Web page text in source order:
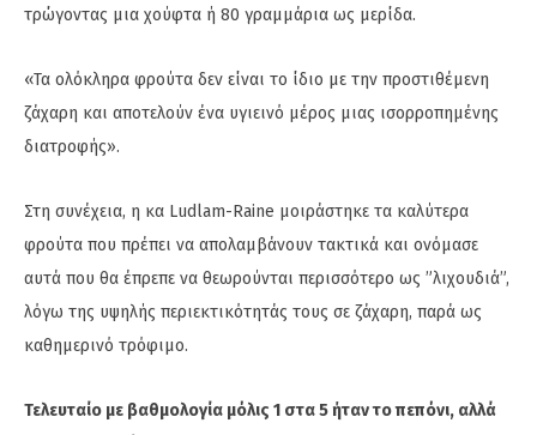
τρώγοντας μια χούφτα ή 80 γραμμάρια ως μερίδα.
«Τα ολόκληρα φρούτα δεν είναι το ίδιο με την προστιθέμενη
ζάχαρη και αποτελούν ένα υγιεινό μέρος μιας ισορροπημένης
διατροφής».
Στη συνέχεια, η κα Ludlam-Raine μοιράστηκε τα καλύτερα
φρούτα που πρέπει να απολαμβάνουν τακτικά και ονόμασε
αυτά που θα έπρεπε να θεωρούνται περισσότερο ως ”λιχουδιά”,
λόγω της υψηλής περιεκτικότητάς τους σε ζάχαρη, παρά ως
καθημερινό τρόφιμο.
Τελευταίο με βαθμολογία μόλις 1 στα 5 ήταν το πεπόνι, αλλά